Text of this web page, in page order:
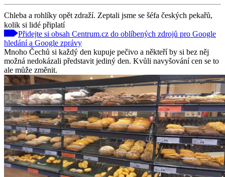
Chleba a rohlíky opět zdraží. Zeptali jsme se šéfa českých pekařů,
kolik si lidé připlatí
Přidejte si obsah Centrum.cz do oblíbených zdrojů pro Google
hledání a Google zprávy
Mnoho Čechů si každý den kupuje pečivo a někteří by si bez něj
možná nedokázali představit jediný den. Kvůli navyšování cen se to
ale může změnit.